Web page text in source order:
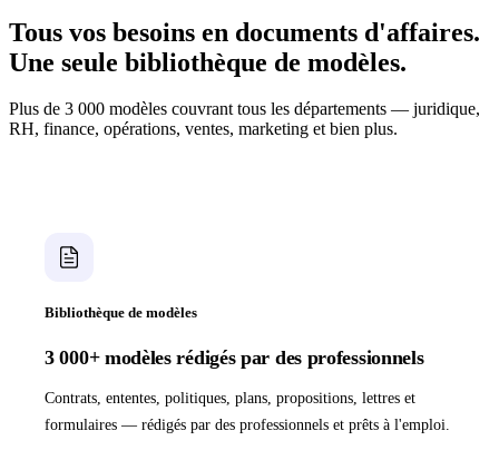
Tous vos besoins en documents d'affaires.
Une seule bibliothèque de modèles.
Plus de 3 000 modèles couvrant tous les départements — juridique,
RH, finance, opérations, ventes, marketing et bien plus.
Bibliothèque de modèles
3 000+ modèles rédigés par des professionnels
Contrats, ententes, politiques, plans, propositions, lettres et
formulaires — rédigés par des professionnels et prêts à l'emploi.